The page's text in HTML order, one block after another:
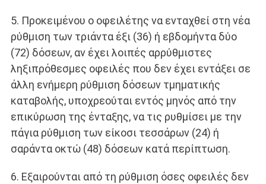
5. Προκειμένου ο οφειλέτης να ενταχθεί στη νέα
ρύθμιση των τριάντα έξι (36) ή εβδομήντα δύο
(72) δόσεων, αν έχει λοιπές αρρύθμιστες
ληξιπρόθεσμες οφειλές που δεν έχει εντάξει σε
άλλη ενήμερη ρύθμιση δόσεων τμηματικής
καταβολής, υποχρεούται εντός μηνός από την
επικύρωση της ένταξης, να τις ρυθμίσει με την
πάγια ρύθμιση των είκοσι τεσσάρων (24) ή
σαράντα οκτώ (48) δόσεων κατά περίπτωση.
6. Εξαιρούνται από τη ρύθμιση όσες οφειλές δεν